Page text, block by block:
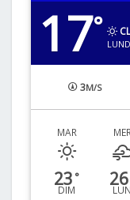
17°
3M/S
MAR
23 °
MER
26
DIM LUN